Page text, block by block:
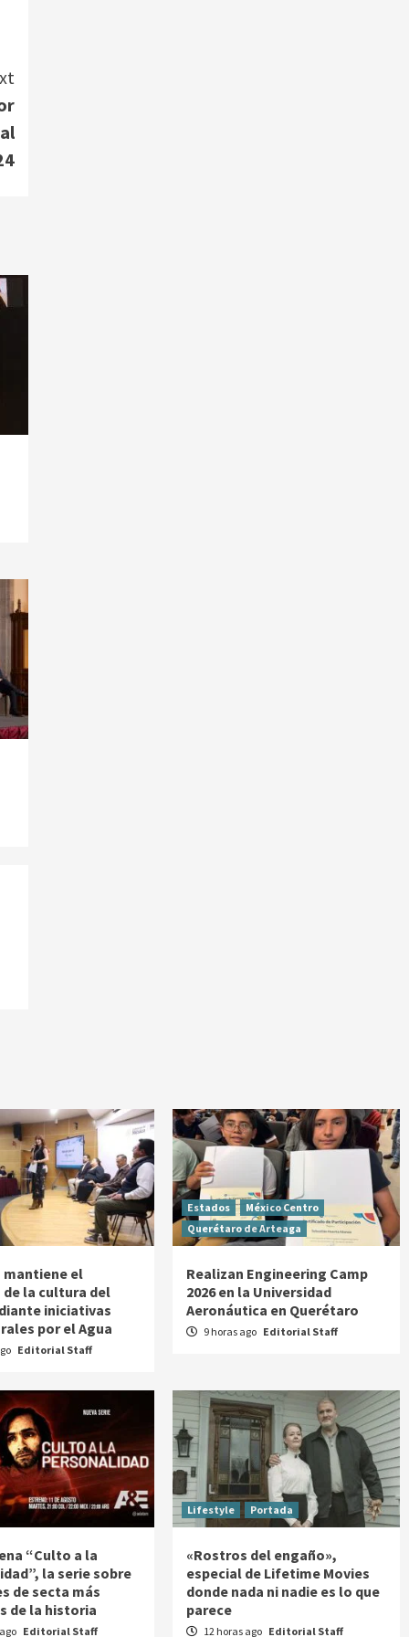
mantiene el
la cultura del
iniciativas
por el Agua
Editorial Staff
Estados
México Centro
Querétaro de Arteaga
Realizan Engineering Camp
2026 en la Universidad
Aeronáutica en Querétaro
9 horas ago Editorial Staff
“Culto a la
la serie sobre
de secta más
de la historia
Editorial Staff
Lifestyle Portada
«Rostros del engaño»,
especial de Lifetime Movies
donde nada ni nadie es lo que
parece
12 horas ago Editorial Staff